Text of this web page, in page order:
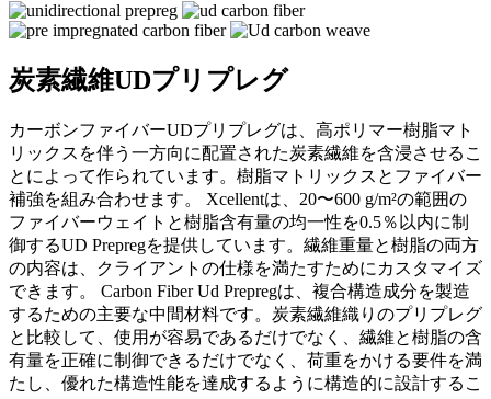
炭素繊維UDプリプレグ
カーボンファイバーUDプリプレグは、高ポリマー樹脂マト
リックスを伴う一方向に配置された炭素繊維を含浸させるこ
とによって作られています。樹脂マトリックスとファイバー
補強を組み合わせます。 Xcellentは、20〜600 g/m²の範囲の
ファイバーウェイトと樹脂含有量の均一性を0.5％以内に制
御するUD Prepregを提供しています。繊維重量と樹脂の両方
の内容は、クライアントの仕様を満たすためにカスタマイズ
できます。 Carbon Fiber Ud Prepregは、複合構造成分を製造
するための主要な中間材料です。炭素繊維織りのプリプレグ
と比較して、使用が容易であるだけでなく、繊維と樹脂の含
有量を正確に制御できるだけでなく、荷重をかける要件を満
たし、優れた構造性能を達成するように構造的に設計するこ